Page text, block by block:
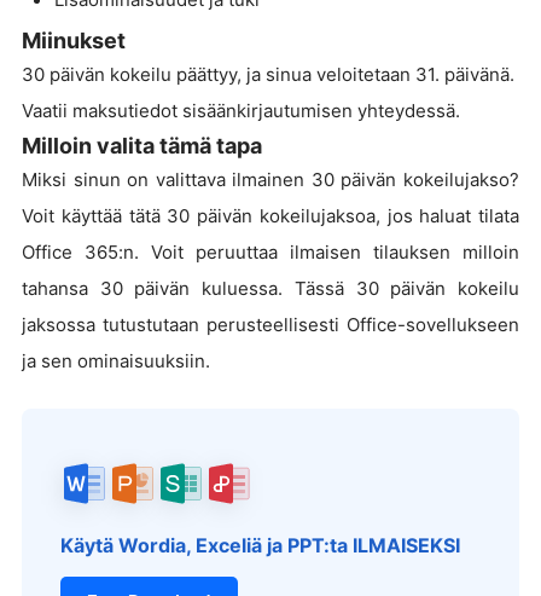
Miinukset
30 päivän kokeilu päättyy, ja sinua veloitetaan 31. päivänä.
Vaatii maksutiedot sisäänkirjautumisen yhteydessä.
Milloin valita tämä tapa
Miksi sinun on valittava ilmainen 30 päivän kokeilujakso?
Voit käyttää tätä 30 päivän kokeilujaksoa, jos haluat tilata
Office 365:n. Voit peruuttaa ilmaisen tilauksen milloin
tahansa 30 päivän kuluessa. Tässä 30 päivän kokeilu
jaksossa tutustutaan perusteellisesti Office-sovellukseen
ja sen ominaisuuksiin.
Käytä Wordia, Exceliä ja PPT:ta ILMAISEKSI